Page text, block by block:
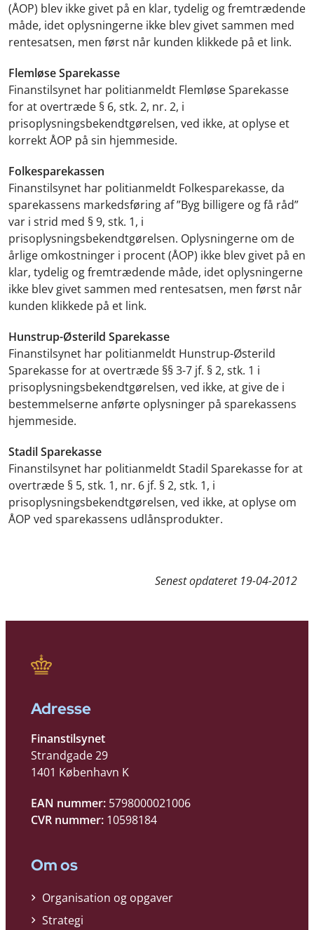
(ÅOP) blev ikke givet på en klar, tydelig og fremtrædende
måde, idet oplysningerne ikke blev givet sammen med
rentesatsen, men først når kunden klikkede på et link.
Flemløse Sparekasse
Finanstilsynet har politianmeldt Flemløse Sparekasse
for at overtræde § 6, stk. 2, nr. 2, i
prisoplysningsbekendtgørelsen, ved ikke, at oplyse et
korrekt ÅOP på sin hjemmeside.
Folkesparekassen
Finanstilsynet har politianmeldt Folkesparekasse, da
sparekassens markedsføring af ”Byg billigere og få råd”
var i strid med § 9, stk. 1, i
prisoplysningsbekendtgørelsen. Oplysningerne om de
årlige omkostninger i procent (ÅOP) ikke blev givet på en
klar, tydelig og fremtrædende måde, idet oplysningerne
ikke blev givet sammen med rentesatsen, men først når
kunden klikkede på et link.
Hunstrup-Østerild Sparekasse
Finanstilsynet har politianmeldt Hunstrup-Østerild
Sparekasse for at overtræde §§ 3-7 jf. § 2, stk. 1 i
prisoplysningsbekendtgørelsen, ved ikke, at give de i
bestemmelserne anførte oplysninger på sparekassens
hjemmeside.
Stadil Sparekasse
Finanstilsynet har politianmeldt Stadil Sparekasse for at
overtræde § 5, stk. 1, nr. 6 jf. § 2, stk. 1, i
prisoplysningsbekendtgørelsen, ved ikke, at oplyse om
ÅOP ved sparekassens udlånsprodukter.
Senest opdateret 19-04-2012
Adresse
Finanstilsynet
Strandgade 29
1401 København K
EAN nummer: 5798000021006
CVR nummer: 10598184
Om os
Organisation og opgaver
Strategi